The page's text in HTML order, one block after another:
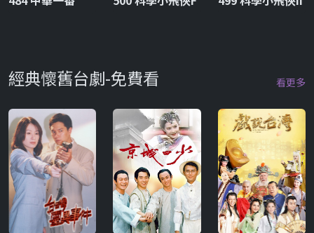
經典懷舊台劇-免費看 看更多